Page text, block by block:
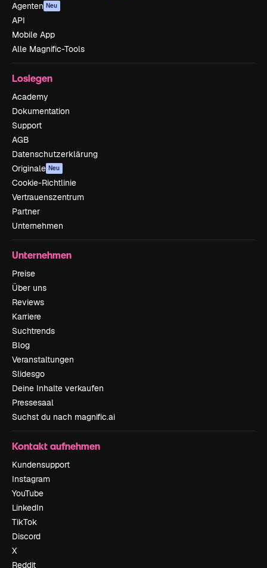
Agenten Neu
API
Mobile App
Alle Magnific-Tools
Loslegen
Academy
Dokumentation
Support
AGB
Datenschutzerklärung
Originale Neu
Cookie-Richtlinie
Vertrauenszentrum
Partner
Unternehmen
Unternehmen
Preise
Über uns
Reviews
Karriere
Suchtrends
Blog
Veranstaltungen
Slidesgo
Deine Inhalte verkaufen
Pressesaal
Suchst du nach magnific.ai
Kontakt aufnehmen
Kundensupport
Instagram
YouTube
LinkedIn
TikTok
Discord
X
Reddit